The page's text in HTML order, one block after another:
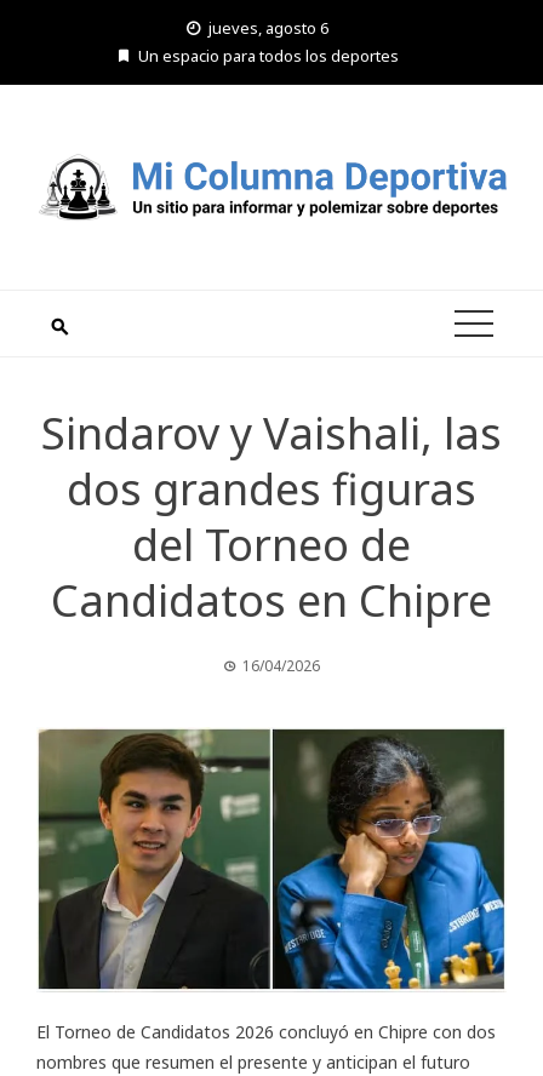
jueves, agosto 6
Un espacio para todos los deportes
Sindarov y Vaishali, las
dos grandes figuras
del Torneo de
Candidatos en Chipre
16/04/2026
El Torneo de Candidatos 2026 concluyó en Chipre con dos
nombres que resumen el presente y anticipan el futuro